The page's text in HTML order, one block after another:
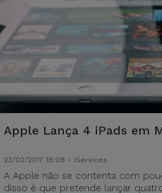
Apple Lança 4 iPads em
23/02/2017 18:09 - iServices
A Apple não se contenta com
disso é que pretende lançar